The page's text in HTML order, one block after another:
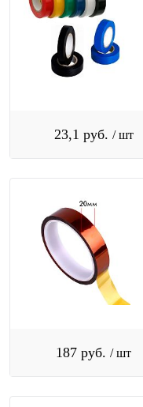
23,1 руб. / шт
187 руб. / шт